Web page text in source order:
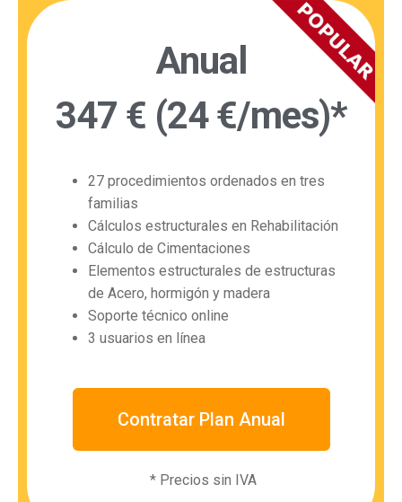
Anual
347 € (24 €/mes)*
27 procedimientos ordenados en tres
familias
Cálculos estructurales en Rehabilitación
Cálculo de Cimentaciones
Elementos estructurales de estructuras
de Acero, hormigón y madera
Soporte técnico online
3 usuarios en línea
Contratar Plan Anual
* Precios sin IVA